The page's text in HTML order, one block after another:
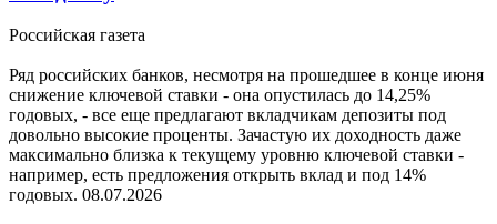
Российская газета
Ряд российских банков, несмотря на прошедшее в конце июня
снижение ключевой ставки - она опустилась до 14,25%
годовых, - все еще предлагают вкладчикам депозиты под
довольно высокие проценты. Зачастую их доходность даже
максимально близка к текущему уровню ключевой ставки -
например, есть предложения открыть вклад и под 14%
годовых. 08.07.2026